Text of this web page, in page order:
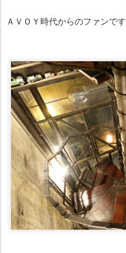
ＡＶＯＹ時代からのファンです